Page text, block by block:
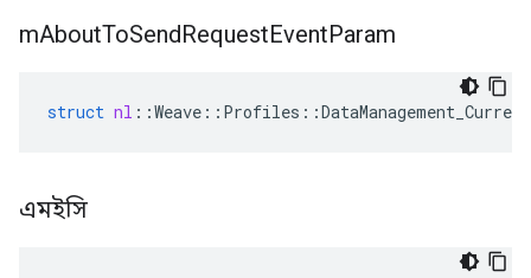
mAboutToSendRequestEventParam
struct nl ::Weave :: Profiles ::DataManagement_Current
এমইসি